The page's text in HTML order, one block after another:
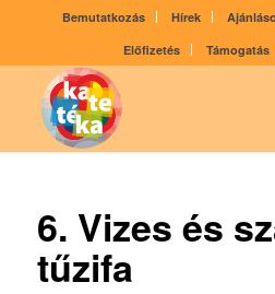
Bemutatkozás Hírek
Előfizetés
Támogatás
6. Vizes és
tűzifa